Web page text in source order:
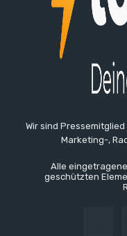
Wir sind
Marketing-,
Alle
geschützten